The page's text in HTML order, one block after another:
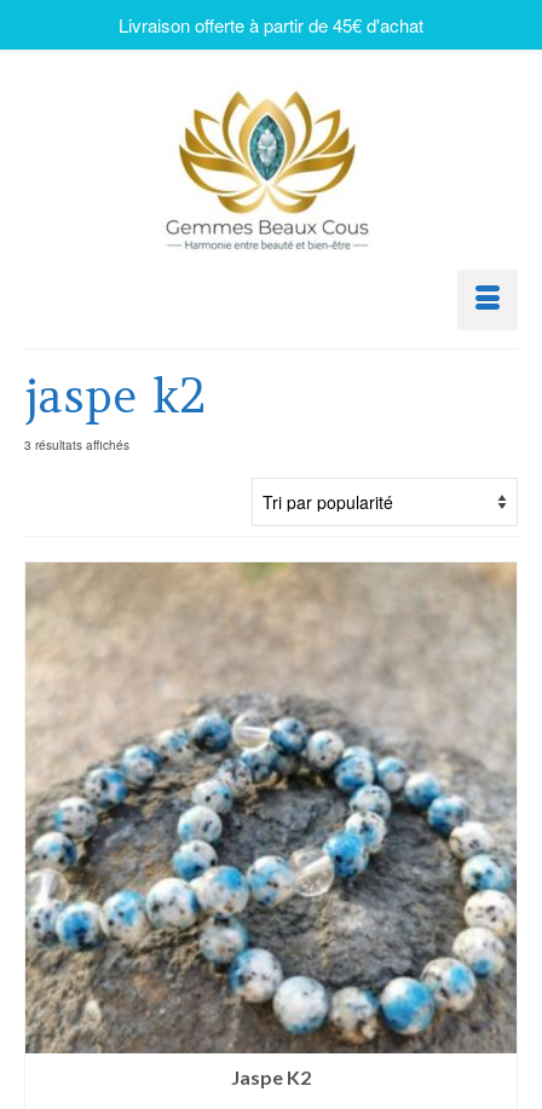
jaspe k2
3 résultats affichés
Jaspe K2
Livraison offerte à partir de 45€ d'achat